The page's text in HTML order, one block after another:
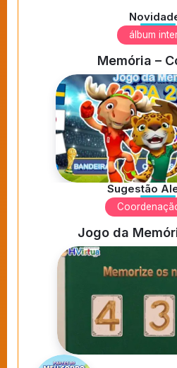
álbum
Memória –
Sugestão
Jogo da